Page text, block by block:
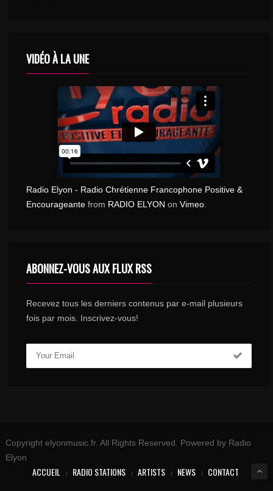
VIDÉO À LA UNE
Radio Elyon - Radio Chrétienne Francophone Positive &
Encourageante from RADIO ELYON onVimeo
ABONNEZ-VOUS AUX FLUX RSS
Recevez tous les derniers contenus par e-mail plusieurs
fois par mois. Inscrivez-vous!
Copyright elyonmusic.fr. All Rights Reserved. Powered by Radio
Elyon
ACCUEIL RADIO STATIONS ARTISTS NEWS CONTACT